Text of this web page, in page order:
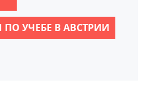
УЧЕБЕ В АВСТРИИ